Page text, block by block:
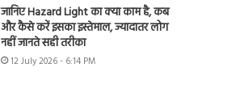
जानिए Hazard Light का क्या काम है, कब
और कैसे करें इसका इस्तेमाल, ज्यादातर लोग
नहीं जानते सही तरीका
12 July 2026 - 6:14 PM